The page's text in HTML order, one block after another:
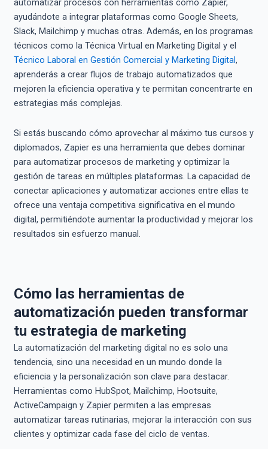
automatizar procesos con herramientas como Zapier,
ayudándote a integrar plataformas como Google Sheets,
Slack, Mailchimp y muchas otras. Además, en los programas
técnicos como la Técnica Virtual en Marketing Digital y el
Técnico Laboral en Gestión Comercial y Marketing Digital,
aprenderás a crear flujos de trabajo automatizados que
mejoren la eficiencia operativa y te permitan concentrarte en
estrategias más complejas.
Si estás buscando cómo aprovechar al máximo tus cursos y
diplomados, Zapier es una herramienta que debes dominar
para automatizar procesos de marketing y optimizar la
gestión de tareas en múltiples plataformas. La capacidad de
conectar aplicaciones y automatizar acciones entre ellas te
ofrece una ventaja competitiva significativa en el mundo
digital, permitiéndote aumentar la productividad y mejorar los
resultados sin esfuerzo manual.
Cómo las herramientas de
automatización pueden transformar
tu estrategia de marketing
La automatización del marketing digital no es solo una
tendencia, sino una necesidad en un mundo donde la
eficiencia y la personalización son clave para destacar.
Herramientas como HubSpot, Mailchimp, Hootsuite,
ActiveCampaign y Zapier permiten a las empresas
automatizar tareas rutinarias, mejorar la interacción con sus
clientes y optimizar cada fase del ciclo de ventas.